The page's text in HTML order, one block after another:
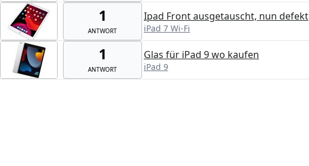
1
ANTWORT
Ipad Front ausgetauscht, nun defekt
iPad 7 Wi-Fi
1
ANTWORT
Glas für iPad 9 wo kaufen
iPad 9